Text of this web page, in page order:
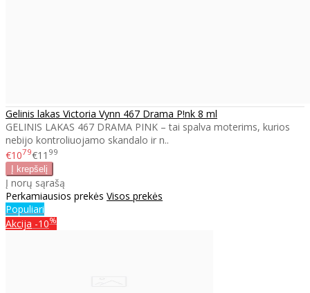
Gelinis lakas Victoria Vynn 467 Drama P!nk 8 ml
GELINIS LAKAS 467 DRAMA PINK – tai spalva moterims, kurios
nebijo kontroliuojamo skandalo ir n..
€1079€11 99
Į norų sąrašą
Perkamiausios prekės Visos prekės
Populiari
Akcija -10%